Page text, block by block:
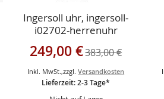
Ingersoll uhr, ingersoll-
i02702-herrenuhr
Sonderangebot
249,00 €383,00 €
Inkl. MwSt.,zzgl.Versandkosten
Lieferzeit: 2-3 Tage*